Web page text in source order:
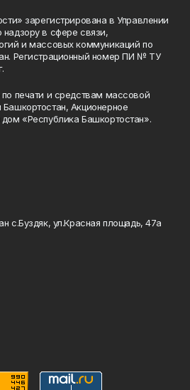
зарегистрирована в Управлении
в сфере связи,
и массовых коммуникаций по
Регистрационный номер ПИ № ТУ
печати и средствам массовой
Акционерное
«Республика Башкортостан».
с.Буздяк, ул.Красная площадь, 47а